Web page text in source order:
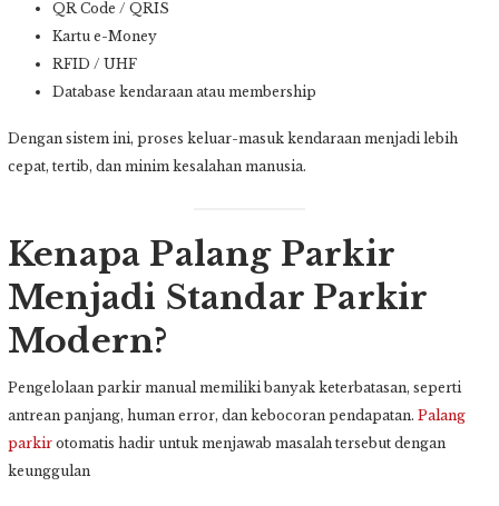
QR Code / QRIS
Kartu e-Money
RFID / UHF
Database kendaraan atau membership
Dengan sistem ini, proses keluar-masuk kendaraan menjadi lebih
cepat, tertib, dan minim kesalahan manusia.
Kenapa Palang Parkir
Menjadi Standar Parkir
Modern?
Pengelolaan parkir manual memiliki banyak keterbatasan, seperti
antrean panjang, human error, dan kebocoran pendapatan. Palang
parkir otomatis hadir untuk menjawab masalah tersebut dengan
keunggulan